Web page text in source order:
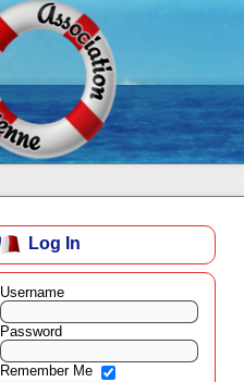
Log In
Username
Password
Remember Me